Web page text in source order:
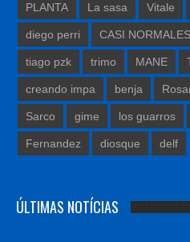
PLANTA La sasa Vitale
diego perri CASI NORMALES
tiago pzk trimo MANE
creando impa benja
Sarco gime los guarros
Fernandez diosque delf
ÚLTIMAS NOTÍCIAS